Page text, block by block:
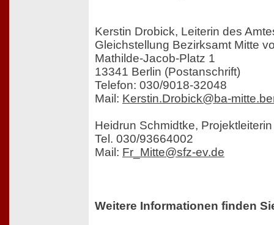
Kerstin Drobick, Leiterin des
Gleichstellung Bezirksamt Mitte
Mathilde-Jacob-Platz 1
13341 Berlin (Postanschrift)
Telefon: 030/9018-32048
Mail: Kerstin.Drobick@ba-
Heidrun Schmidtke,
Tel. 030/93664002
Mail: Fr_Mitte@sfz-ev.de
Weitere Informationen finden